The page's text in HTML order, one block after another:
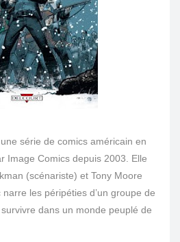
série de comics américain en
Image Comics depuis 2003. Elle
(scénariste) et Tony Moore
les péripéties d’un groupe de
dans un monde peuplé de